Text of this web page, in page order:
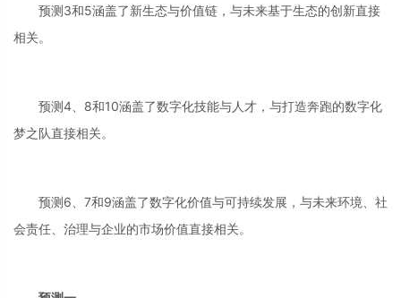
预测3和5涵盖了新生态与价值链，与未来基于生态的创新直接
相关。
预测4、8和10涵盖了数字化技能与人才，与打造奔跑的数字化
梦之队直接相关。
预测6、7和9涵盖了数字化价值与可持续发展，与未来环境、社
会责任、治理与企业的市场价值直接相关。